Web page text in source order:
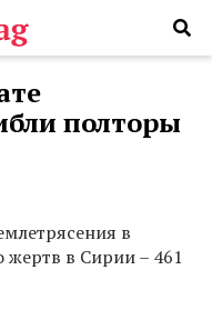
полторы
в
в Сирии – 461